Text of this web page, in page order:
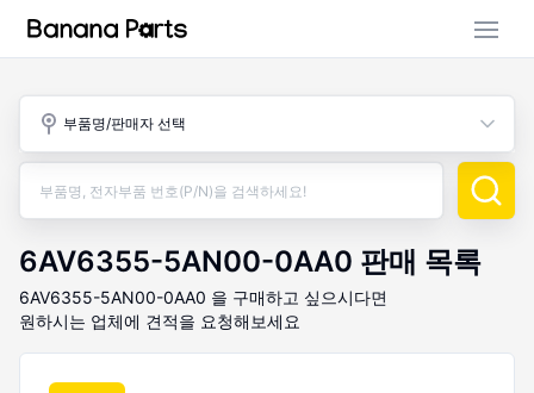
부품명/판매자 선택
6AV6355-5AN00-0AA0 판매 목록
6AV6355-5AN00-0AA0 을 구매하고 싶으시다면
원하시는 업체에 견적을 요청해보세요